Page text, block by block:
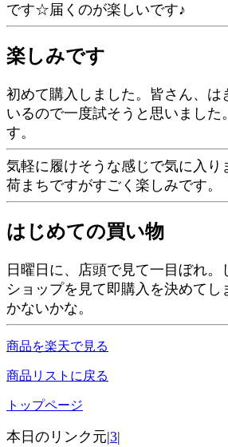
です☆届くのが楽しいです♪
楽しみです
初めて購入しました。皆さん、は
いるので一度試そうと思いました
す。
気軽に履けそうな感じで気に入り
荷まちですがすごく楽しみです。
はじめての買い物
日曜日に、店頭で見て一目ぼれ
ショップを見て即購入を決めてし
かないかな。
商品を楽天で見る
商品リストに戻る
トップページ
本日のリンク元|3|